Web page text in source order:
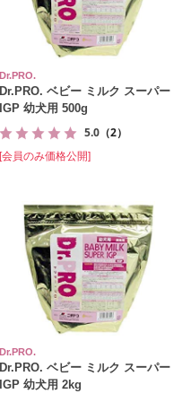
Dr.PRO.
Dr.PRO. ベビー ミルク スーパー
IGP 幼犬用 500g
5.0 （2）
[会員のみ価格公開]
Dr.PRO.
Dr.PRO. ベビー ミルク スーパー
IGP 幼犬用 2kg